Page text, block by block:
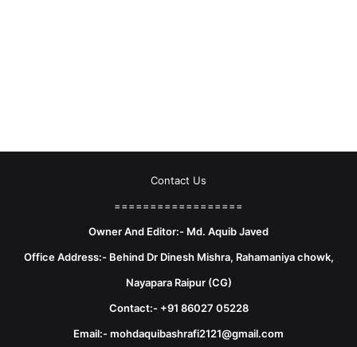
Contact Us
==================
Owner And Editor:- Md. Aquib Javed
Office Address:- Behind Dr Dinesh Mishra, Rahamaniya chowk,
Nayapara Raipur (CG)
Contact:- +91 86027 05228
Email:- mohdaquibashrafi2121@gmail.com